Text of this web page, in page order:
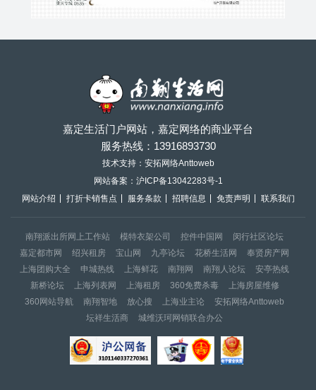
嘉定生活门户网站，嘉定网络的商业平台
服务热线： 13916893730
技术支持：安拓网络Anttoweb
网站备案： 沪ICP备13042283号-1
网站介绍
打折卡销售点 服务条款 招聘信息 免责声明 联系我们
南翔派出所网上工作站 模特衣架公司 控件中国网
闵行社区论坛
嘉定都市网
绍兴租房 宝山网 九亭论坛 花桥生活网
奉贤房产网
上海团购大全
申城热线 上海鲜花 南翔网 南翔人论坛
安亭热线
新桥论坛
上海列表网 上海租房 360免费杀毒
上海房屋维修
360网站导航
南翔智地 放心搜 上海业主论
安拓网络Anttoweb
坛祥生活商
城维沃珂网销联合办公